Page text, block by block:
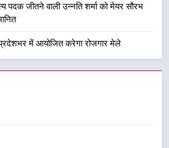
मुख्यमंत्री ने हर घर तिरंगा यात्रा
से स्वतंत्रता दिवस पर अपने घरों में तिरंगा
उत्तराखण्ड
पदक जीतने वाली उन्नति शर्मा को मेयर सौरभ
प्रदेशभर में आयोजित करेगा रोजगार मेले